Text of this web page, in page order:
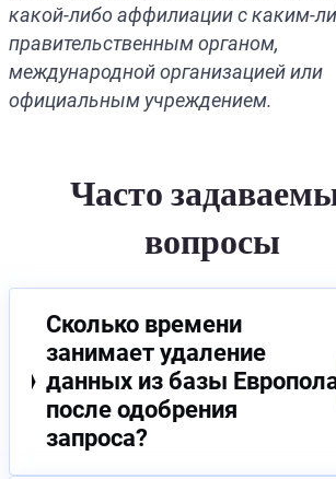
какой-либо аффилиации с каким-
правительственным органом,
международной организацией или
официальным учреждением.
Часто
вопросы
Сколько времени
занимает удаление
данных из базы
после одобрения
запроса?